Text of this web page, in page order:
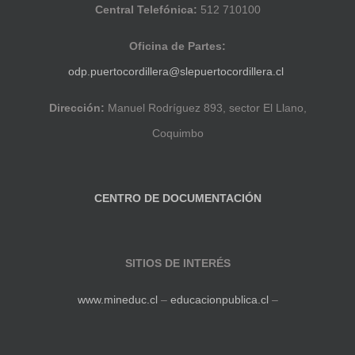
Central Telefónica: 512 710100
Oficina de Partes:
odp.puertocordillera@slepuertocordillera.cl
Dirección: Manuel Rodríguez 893, sector El Llano,
Coquimbo
CENTRO DE DOCUMENTACIÓN
SITIOS DE INTERÉS
www.mineduc.cl – educacionpublica.cl –